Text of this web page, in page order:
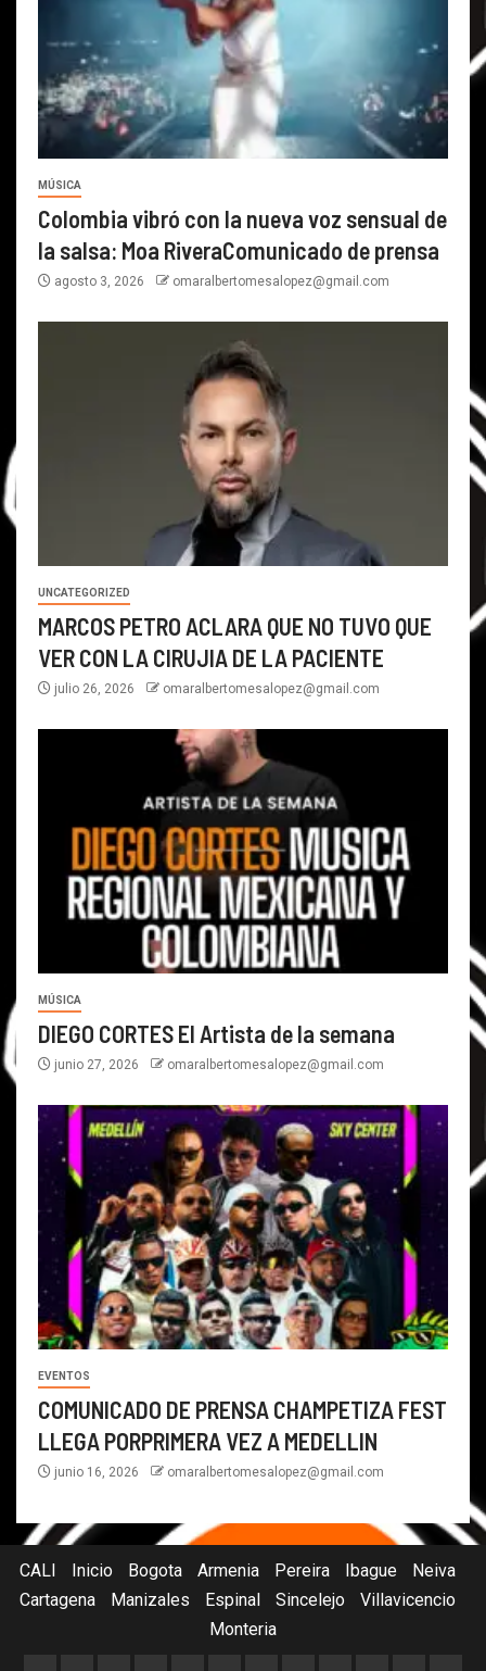
MÚSICA
Colombia vibró con la nueva voz sensual de
la salsa: Moa RiveraComunicado de prensa
agosto 3, 2026 omaralbertomesalopez@gmail.com
UNCATEGORIZED
MARCOS PETRO ACLARA QUE NO TUVO QUE
VER CON LA CIRUJIA DE LA PACIENTE
julio 26, 2026 omaralbertomesalopez@gmail.com
MÚSICA
DIEGO CORTES El Artista de la semana
junio 27, 2026 omaralbertomesalopez@gmail.com
EVENTOS
COMUNICADO DE PRENSA CHAMPETIZA FEST
LLEGA PORPRIMERA VEZ A MEDELLIN
junio 16, 2026 omaralbertomesalopez@gmail.com
CALI Inicio Bogota Armenia Pereira Ibague
Neiva
Cartagena
Manizales Espinal Sincelejo
Villavicencio
Monteria